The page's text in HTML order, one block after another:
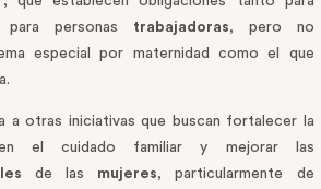
para personas trabajadoras, pero no
especial por maternidad como el que
a otras iniciativas que buscan fortalecer la
en el cuidado familiar y mejorar las
de las mujeres, particularmente de